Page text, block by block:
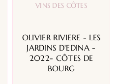
VINS DES CÔTES
OLIVIER RIVIERE - LES
JARDINS D'EDINA -
2022- CÔTES DE
BOURG